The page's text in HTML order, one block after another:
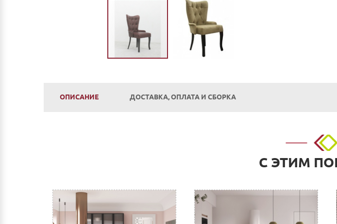
ОПИСАНИЕ ДОСТАВКА, ОПЛАТА И СБОРКА
Наличным и безналичным расчетом в салоне по адресу: г. Нижний Новгород,
Оплата по счету: Безналичным переводом на расчетный счет. Для физических
Как оплатить:
Вы можете заполнить реквизиты при оформлении покупки в Корзине на сайте
После этого Вы получите счет для оплаты с необходимыми реквизитами,
С ЭТИМ